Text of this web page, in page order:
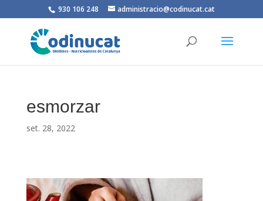
930 106 248 administracio@codinucat.cat
esmorzar
set. 28, 2022